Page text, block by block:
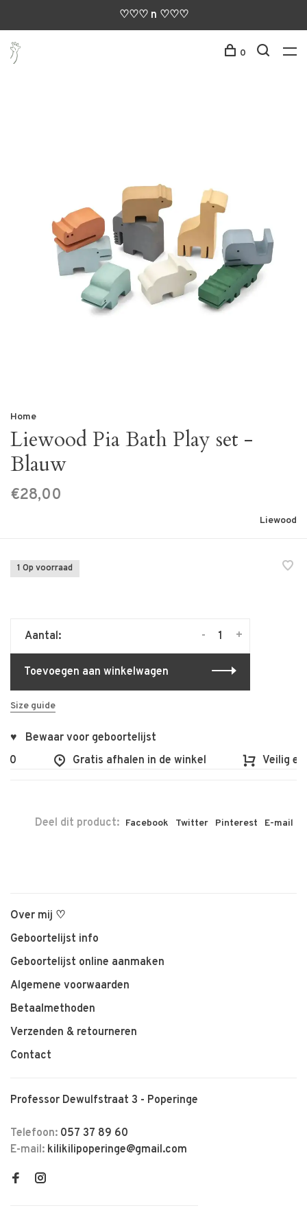
♡♡♡ n ♡♡♡
0
Home
Liewood Pia Bath Play set -
Blauw
€28,00
Liewood
1 Op voorraad
Aantal: +
-
Toevoegen aan winkelwagen
Size guide
♥ Bewaar voor geboortelijst
Gratis afhalen in de winkel Veilig
Deel dit product: Facebook Twitter Pinterest E-mail
Over mij ♡
Geboortelijst info
Geboortelijst online aanmaken
Algemene voorwaarden
Betaalmethoden
Verzenden & retourneren
Contact
Professor Dewulfstraat 3 - Poperinge
Telefoon: 057 37 89 60
E-mail: kilikilipoperinge@gmail.com